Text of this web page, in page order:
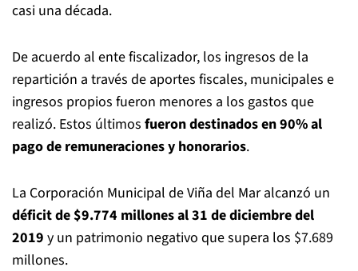
casi una década.
De acuerdo al ente fiscalizador, los ingresos de la
repartición a través de aportes fiscales, municipales e
ingresos propios fueron menores a los gastos que
realizó. Estos últimos fueron destinados en 90% al
pago de remuneraciones y honorarios.
La Corporación Municipal de Viña del Mar alcanzó un
déficit de $9.774 millones al 31 de diciembre del
2019 y un patrimonio negativo que supera los $7.689
millones.